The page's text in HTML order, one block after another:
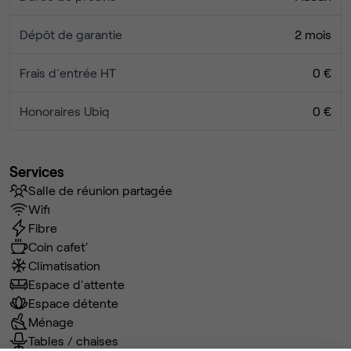
Dépôt de garantie 2 mois
Frais d'entrée HT 0 €
Honoraires Ubiq 0 €
Services
Salle de réunion partagée
Wifi
Fibre
Coin cafet'
Climatisation
Espace d'attente
Espace détente
Ménage
Tables / chaises